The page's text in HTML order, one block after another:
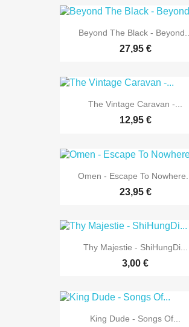
Beyond The Black - Beyond...
27,95 €
The Vintage Caravan -...
12,95 €
Omen - Escape To Nowhere...
23,95 €
Thy Majestie - ShiHungDi...
3,00 €
King Dude - Songs Of...